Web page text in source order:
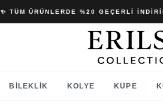
✨ TÜM ÜRÜNLERDE %20 GEÇERLI
BILEKLIK KOLYE KÜPE